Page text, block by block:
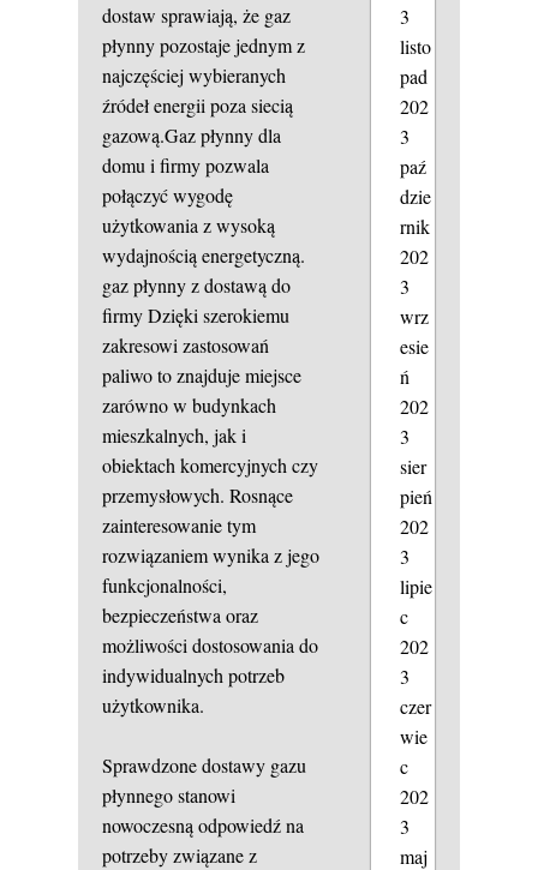
dostaw sprawiają, że gaz
płynny pozostaje jednym z
najczęściej wybieranych
źródeł energii poza siecią
gazową.Gaz płynny dla
domu i firmy pozwala
połączyć wygodę
użytkowania z wysoką
wydajnością energetyczną.
gaz płynny z dostawą do
firmyDzięki szerokiemu
zakresowi zastosowań
paliwo to znajduje miejsce
zarówno w budynkach
mieszkalnych, jak i
obiektach komercyjnych czy
przemysłowych. Rosnące
zainteresowanie tym
rozwiązaniem wynika z jego
funkcjonalności,
bezpieczeństwa oraz
możliwości dostosowania do
indywidualnych potrzeb
użytkownika.
Sprawdzone dostawy gazu
płynnego stanowi
nowoczesną odpowiedź na
potrzeby związane z
3
listo
pad
202
3
paź
dzie
rnik
202
3
wrz
esie
ń
202
3
sier
pień
202
3
lipie
c
202
3
czer
wie
c
202
3
maj